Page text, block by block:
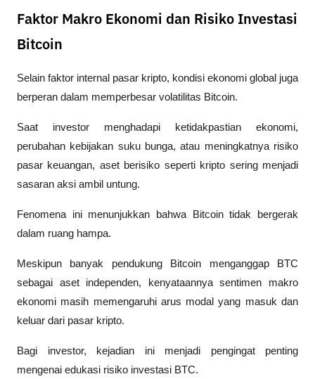
Faktor Makro Ekonomi dan Risiko Investasi
Bitcoin
Selain faktor internal pasar kripto, kondisi ekonomi global juga
berperan dalam memperbesar volatilitas Bitcoin.
Saat investor menghadapi ketidakpastian ekonomi,
perubahan kebijakan suku bunga, atau meningkatnya risiko
pasar keuangan, aset berisiko seperti kripto sering menjadi
sasaran aksi ambil untung.
Fenomena ini menunjukkan bahwa Bitcoin tidak bergerak
dalam ruang hampa.
Meskipun banyak pendukung Bitcoin menganggap BTC
sebagai aset independen, kenyataannya sentimen makro
ekonomi masih memengaruhi arus modal yang masuk dan
keluar dari pasar kripto.
Bagi investor, kejadian ini menjadi pengingat penting
mengenai edukasi risiko investasi BTC.